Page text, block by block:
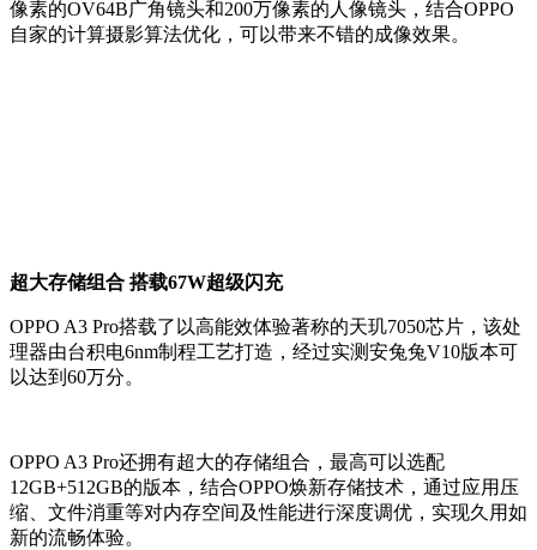
像素的OV64B广角镜头和200万像素的人像镜头，结合OPPO
自家的计算摄影算法优化，可以带来不错的成像效果。
超大存储组合 搭载67W超级闪充
OPPO A3 Pro搭载了以高能效体验著称的天玑7050芯片，该处
理器由台积电6nm制程工艺打造，经过实测安兔兔V10版本可
以达到60万分。
OPPO A3 Pro还拥有超大的存储组合，最高可以选配
12GB+512GB的版本，结合OPPO焕新存储技术，通过应用压
缩、文件消重等对内存空间及性能进行深度调优，实现久用如
新的流畅体验。